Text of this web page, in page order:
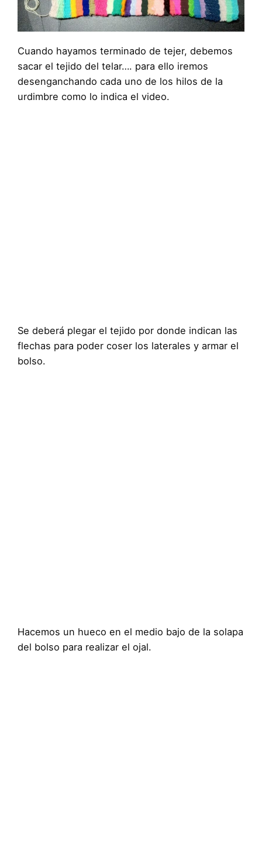
Cuando hayamos terminado de tejer, debemos
sacar el tejido del telar…. para ello iremos
desenganchando cada uno de los hilos de la
urdimbre como lo indica el video.
Se deberá plegar el tejido por donde indican las
flechas para poder coser los laterales y armar el
bolso.
Hacemos un hueco en el medio bajo de la solapa
del bolso para realizar el ojal.